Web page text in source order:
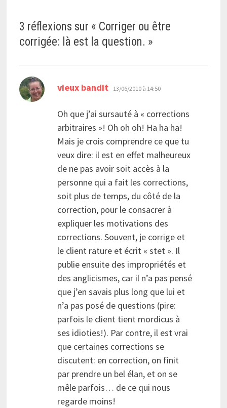
3 réflexions sur « Corriger ou être
corrigée: là est la question. »
vieux bandit dit :
13/06/2010 à 14:50
Oh que j’ai sursauté à « corrections
arbitraires »! Oh oh oh! Ha ha ha!
Mais je crois comprendre ce que tu
veux dire: il est en effet malheureux
de ne pas avoir soit accès à la
personne qui a fait les corrections,
soit plus de temps, du côté de la
correction, pour le consacrer à
expliquer les motivations des
corrections. Souvent, je corrige et
le client rature et écrit « stet ». Il
publie ensuite des impropriétés et
des anglicismes, car il n’a pas pensé
que j’en savais plus long que lui et
n’a pas posé de questions (pire:
parfois le client tient mordicus à
ses idioties!). Par contre, il est vrai
que certaines corrections se
discutent: en correction, on finit
par prendre un bel élan, et on se
mêle parfois… de ce qui nous
regarde moins!